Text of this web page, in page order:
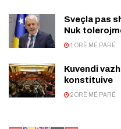
Sveçla pas
Nuk
1 ORË MË PARË
Kuvendi
konstituive
2 ORË MË PARË